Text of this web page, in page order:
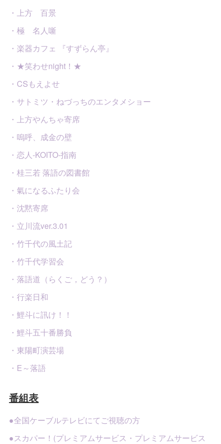
・上方 百景
・極 名人噺
・楽器カフェ 『すずらん亭』
・★笑わせnight！★
・CSもえよせ
・サトミツ・ねづっちのエンタメショー
・上方やんちゃ寄席
・嗚呼、成金の壁
・恋人-KOITO-指南
・桂三若 落語の図書館
・氣になるふたり会
・沈黙寄席
・立川流ver.3.01
・竹千代の風土記
・竹千代学習会
・落語道（らくご，どう？）
・行楽日和
・鯉斗に訊け！！
・鯉斗五十番勝負
・東陽町演芸場
・E～落語
番組表
●全国ケーブルテレビにてご視聴の方
●スカパー！(プレミアムサービス・プレミアムサービス